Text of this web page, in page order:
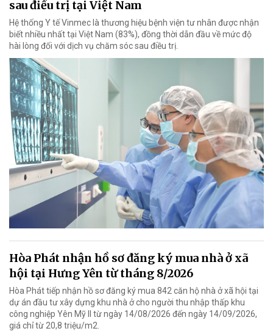
sau điều trị tại Việt Nam
Hệ thống Y tế Vinmec là thương hiệu bệnh viện tư nhân được nhận
biết nhiều nhất tại Việt Nam (83%), đồng thời dẫn đầu về mức độ
hài lòng đối với dịch vụ chăm sóc sau điều trị.
Hòa Phát nhận hồ sơ đăng ký mua nhà ở xã
hội tại Hưng Yên từ tháng 8/2026
Hòa Phát tiếp nhận hồ sơ đăng ký mua 842 căn hộ nhà ở xã hội tại
dự án đầu tư xây dựng khu nhà ở cho người thu nhập thấp khu
công nghiệp Yên Mỹ II từ ngày 14/08/2026 đến ngày 14/09/2026,
giá chỉ từ 20,8 triệu/m2.